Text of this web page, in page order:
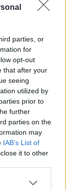
parties, or
for
opt-out
that after your
seeing
utilized by
prior to
further
parties on the
may
IAB’s List of
it to other
Νείλου στην
να